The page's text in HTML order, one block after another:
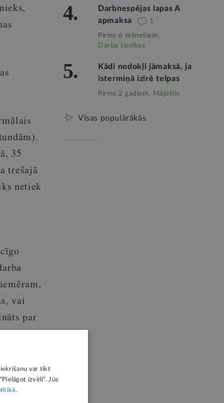
35
trešajā
netiek
vai
par
kuru
4.
Darbnespējas lapas A
apmaksa
1
Pirms 6 mēnešiem,
Darba tiesības
5.
Kādi nodokļi jāmaksā, ja
īstermiņā izīrē telpas
Pirms 2 gadiem, Mājoklis
Visas populārākās
var tikt
izvēli". Jūs
.